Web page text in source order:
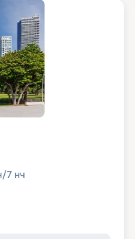
можете
с наборами
с тщательно
брендов;
в которую
коллекции гравюр
и Роя
/7 нч